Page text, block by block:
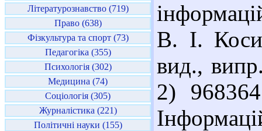
Літературознавство (719)
Право (638)
Фізкультура та спорт (73)
Педагогіка (355)
Психологія (302)
Медицина (74)
Соціологія (305)
Журналістика (221)
Політичні науки (155)
В. І.
вид.,
2)